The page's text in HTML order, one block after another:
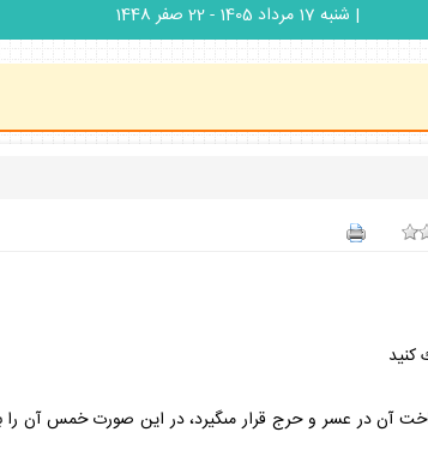
| شنبه 17 مرداد 1405 - 22 صفر 1448
كنيد
آن در عسر و حرج قرار مى‏گيرد، در اين صورت خمس آن را